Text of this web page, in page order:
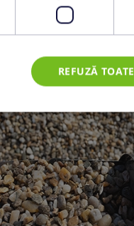
REFUZĂ TOATE